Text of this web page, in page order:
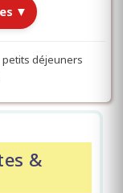
▼
petits déjeuners
&